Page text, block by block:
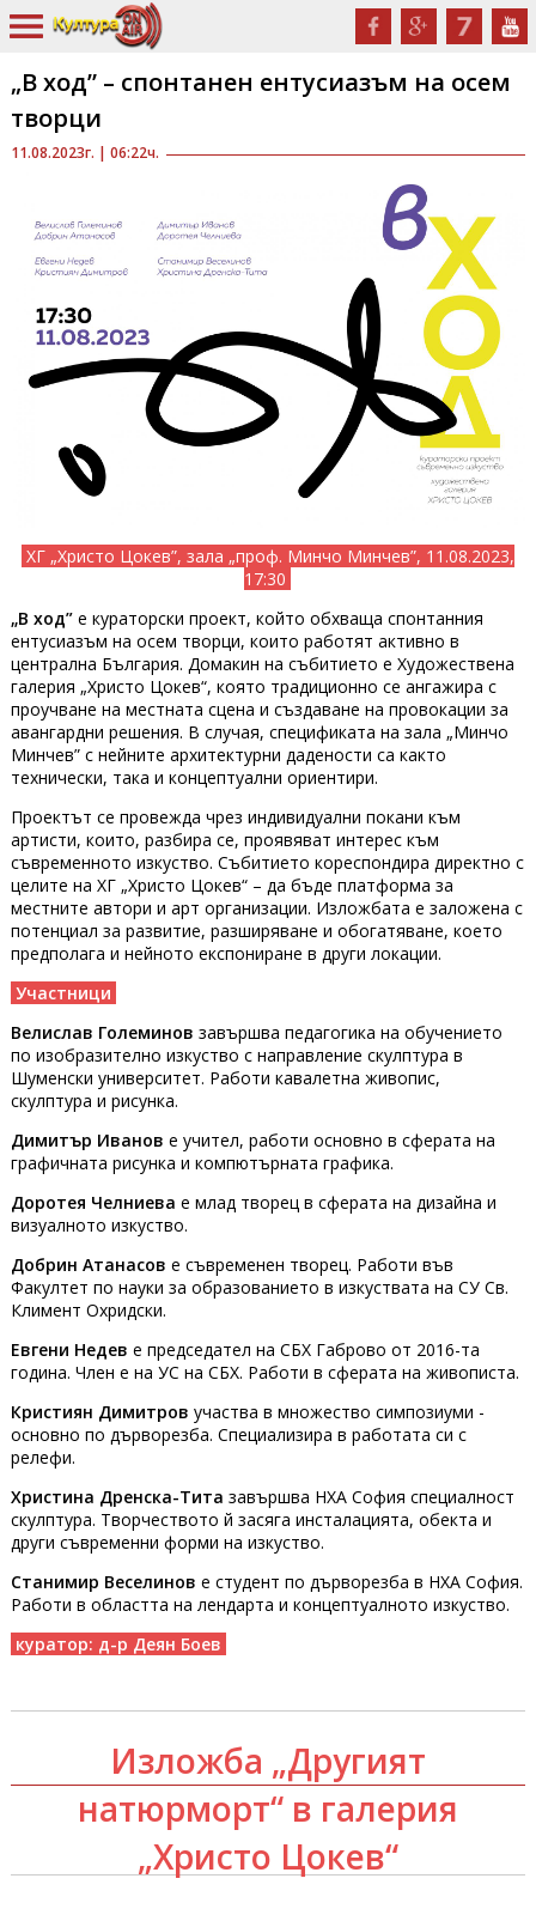
11.08.2023г. | 06:22ч.
„В ход” – спонтанен ентусиазъм на осем
творци
ХГ „Христо Цокев”, зала „проф. Минчо Минчев”, 11.08.2023,
17:30
„В ход” е кураторски проект, който обхваща спонтанния
ентусиазъм на осем творци, които работят активно в
централна България. Домакин на събитието е Художествена
галерия „Христо Цокев“, която традиционно се ангажира с
проучване на местната сцена и създаване на провокации за
авангардни решения. В случая, спецификата на зала „Минчо
Минчев” с нейните архитектурни дадености са както
технически, така и концептуални ориентири.
Проектът се провежда чрез индивидуални покани към
артисти, които, разбира се, проявяват интерес към
съвременното изкуство. Събитието кореспондира директно с
целите на ХГ „Христо Цокев“ – да бъде платформа за
местните автори и арт организации. Изложбата е заложена с
потенциал за развитие, разширяване и обогатяване, което
предполага и нейното експониране в други локации.
Участници
Велислав Големинов завършва педагогика на обучението
по изобразително изкуство с направление скулптура в
Шуменски университет. Работи кавалетна живопис,
скулптура и рисунка.
Димитър Иванов е учител, работи основно в сферата на
графичната рисунка и компютърната графика.
Доротея Челниева е млад творец в сферата на дизайна и
визуалното изкуство.
Добрин Атанасов е съвременен творец. Работи във
Факултет по науки за образованието в изкуствата на СУ Св.
Климент Охридски.
Евгени Недев е председател на СБХ Габрово от 2016-та
година. Член е на УС на СБХ. Работи в сферата на живописта.
Кристиян Димитров участва в множество симпозиуми -
основно по дърворезба. Специализира в работата си с
релефи.
Христина Дренска-Тита завършва НХА София специалност
скулптура. Творчеството й засяга инсталацията, обекта и
други съвременни форми на изкуство.
Станимир Веселинов е студент по дърворезба в НХА София.
Работи в областта на лендарта и концептуалното изкуство.
куратор: д-р Деян Боев
Изложба „Другият
натюрморт“ в галерия
„Христо Цокев“